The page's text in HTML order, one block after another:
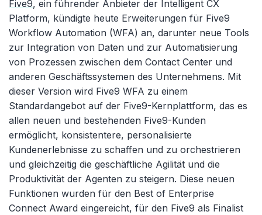
Five9, ein führender Anbieter der Intelligent CX
Platform, kündigte heute Erweiterungen für Five9
Workflow Automation (WFA) an, darunter neue Tools
zur Integration von Daten und zur Automatisierung
von Prozessen zwischen dem Contact Center und
anderen Geschäftssystemen des Unternehmens. Mit
dieser Version wird Five9 WFA zu einem
Standardangebot auf der Five9-Kernplattform, das es
allen neuen und bestehenden Five9-Kunden
ermöglicht, konsistentere, personalisierte
Kundenerlebnisse zu schaffen und zu orchestrieren
und gleichzeitig die geschäftliche Agilität und die
Produktivität der Agenten zu steigern. Diese neuen
Funktionen wurden für den Best of Enterprise
Connect Award eingereicht, für den Five9 als Finalist